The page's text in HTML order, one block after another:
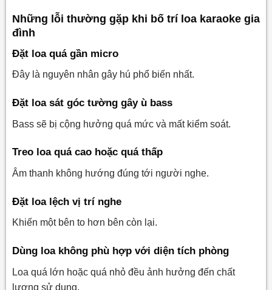
Những lỗi thường gặp khi bố trí loa karaoke gia
đình
Đặt loa quá gần micro
Đây là nguyên nhân gây hú phổ biến nhất.
Đặt loa sát góc tường gây ù bass
Bass sẽ bị cộng hưởng quá mức và mất kiểm soát.
Treo loa quá cao hoặc quá thấp
Âm thanh không hướng đúng tới người nghe.
Đặt loa lệch vị trí nghe
Khiến một bên to hơn bên còn lại.
Dùng loa không phù hợp với diện tích phòng
Loa quá lớn hoặc quá nhỏ đều ảnh hưởng đến chất
lượng sử dụng.